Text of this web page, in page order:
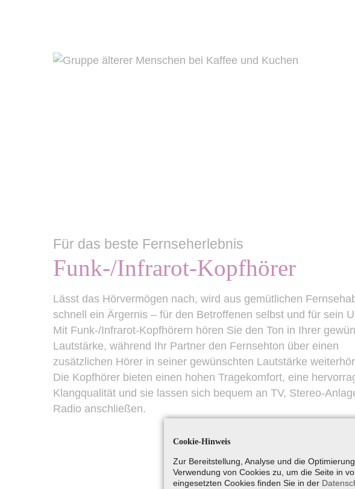
Für das beste Fernseherlebnis
Funk-/Infrarot-Kopfhörer
Lässt das Hörvermögen nach, wird aus gemütlichen
schnell ein Ärgernis – für den Betroffenen selbst und für sein
Mit Funk-/Infrarot-Kopfhörern hören Sie den Ton in Ihrer
Lautstärke, während Ihr Partner den Fernsehton über einen
zusätzlichen Hörer in seiner gewünschten Lautstärke
Die Kopfhörer bieten einen hohen Tragekomfort, eine
Klangqualität und sie lassen sich bequem an TV, Stereo-
Radio anschließen.
Cookie-Hinweis
Zur Bereitstellung, Analyse und die
Verwendung von Cookies zu, um die Seite in
eingesetzten Cookies finden Sie in der